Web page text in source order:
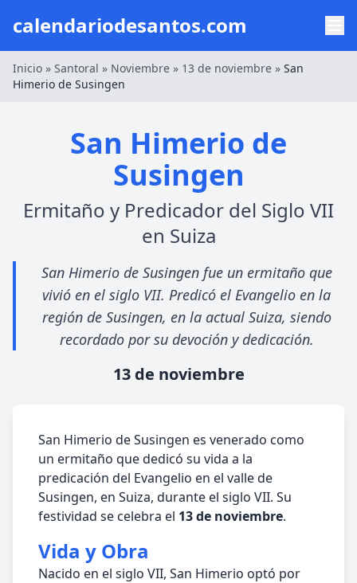
calendariodesantos.com
Inicio » Santoral » Noviembre » 13 de noviembre » San
Himerio de Susingen
San Himerio de
Susingen
Ermitaño y Predicador del Siglo VII
en Suiza
San Himerio de Susingen fue un ermitaño que
vivió en el siglo VII. Predicó el Evangelio en la
región de Susingen, en la actual Suiza, siendo
recordado por su devoción y dedicación.
13 de noviembre
San Himerio de Susingen es venerado como
un ermitaño que dedicó su vida a la
predicación del Evangelio en el valle de
Susingen, en Suiza, durante el siglo VII. Su
festividad se celebra el 13 de noviembre.
Vida y Obra
Nacido en el siglo VII, San Himerio optó por